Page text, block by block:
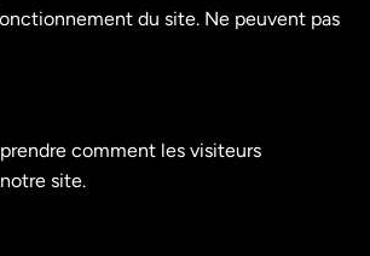
du site. Ne peuvent pas
comment les visiteurs
site.